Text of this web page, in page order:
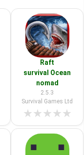
Raft
survival Ocean
nomad
2.5.3
Survival Games Ltd
★★★★★